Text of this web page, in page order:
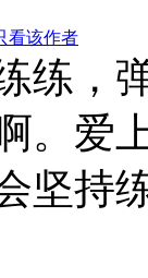
看该作者
练，
。爱
坚持